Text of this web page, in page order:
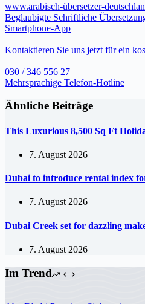
www.arabisch-übersetzer-
Beglaubigte Schriftliche
Smartphone-App
Kontaktieren Sie uns jetzt für ein
030 / 346 556 27
Mehrsprachige Telefon-Hotline
Ähnliche Beiträge
This Luxurious 8,500 Sq Ft
7. August 2026
Dubai to introduce rental index
7. August 2026
Dubai Creek set for dazzling
7. August 2026
Im Trend